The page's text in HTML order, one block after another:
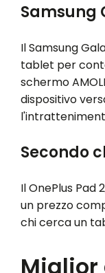
Samsung
Il Samsung
tablet per
schermo
dispositivo
Secondo
Il OnePlus Pad
un prezzo
chi cerca un
Miglior